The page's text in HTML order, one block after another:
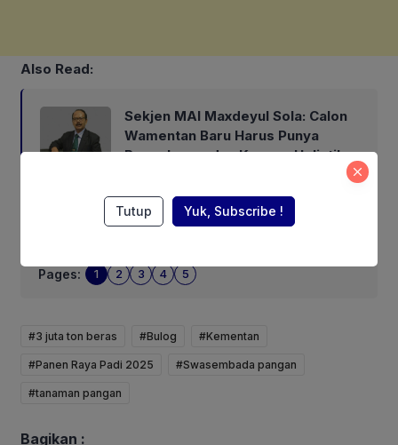
Also Read:
Sekjen MAI Maxdeyul Sola: Calon
Wamentan Baru Harus Punya
Pengalaman dan Konsep Holistik
Pages: 1 2 3 4 5
#3 juta ton beras #Bulog #Kementan
#Panen Raya Padi 2025 #Swasembada pangan
#tanaman pangan
Bagikan :
Tutup Yuk, Subscribe !